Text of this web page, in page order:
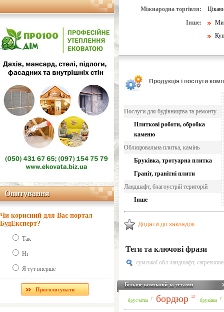
Опитування
Опитування
Чи корисний для Вас портал
БудЕксперт?
Так
Ні
Я тут вперше
Міжнародна торгівля:
Інше:
Ми
Продукція і послуги
Послуги для будівництва та ремонту
Плиткові роботи, обробка
каменю
Облицювальна плитка, камінь
Бруківка, тротуарна плитка
Граніт, гранітні плити
Ландшафт, благоустрій територій
Інше
Додати до закладок
Теги та ключові фрази
сумської обл ландшафт,
Більше компаній за тегами
брусчатка 7 бордюр 12
бруківка 7